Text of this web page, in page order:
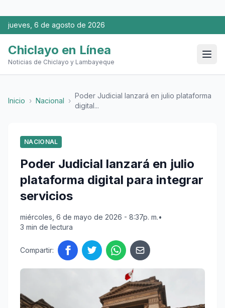
jueves, 6 de agosto de 2026
Chiclayo en Línea
Noticias de Chiclayo y Lambayeque
Inicio › Nacional ›
Poder Judicial lanzará en julio plataforma
digital...
NACIONAL
Poder Judicial lanzará en julio
plataforma digital para integrar
servicios
miércoles, 6 de mayo de 2026 - 8:37p. m.•
3 min de lectura
Compartir: